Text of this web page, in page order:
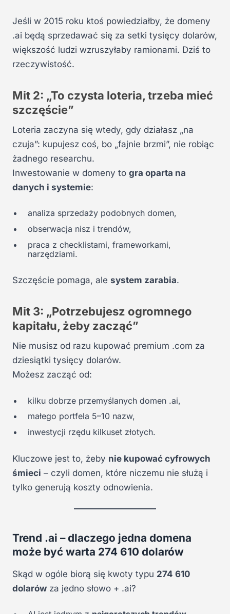
Jeśli w 2015 roku ktoś powiedziałby, że domeny
.ai będą sprzedawać się za setki tysięcy dolarów,
większość ludzi wzruszyłaby ramionami. Dziś to
rzeczywistość.
Mit 2: „To czysta loteria, trzeba mieć
szczęście”
Loteria zaczyna się wtedy, gdy działasz „na
czuja”: kupujesz coś, bo „fajnie brzmi”, nie robiąc
żadnego researchu.
Inwestowanie w domeny to gra oparta na
danych i systemie:
analiza sprzedaży podobnych domen,
obserwacja nisz i trendów,
praca z checklistami, frameworkami,
narzędziami.
Szczęście pomaga, ale system zarabia.
Mit 3: „Potrzebujesz ogromnego
kapitału, żeby zacząć”
Nie musisz od razu kupować premium .com za
dziesiątki tysięcy dolarów.
Możesz zacząć od:
kilku dobrze przemyślanych domen .ai,
małego portfela 5–10 nazw,
inwestycji rzędu kilkuset złotych.
Kluczowe jest to, żeby nie kupować cyfrowych
śmieci – czyli domen, które niczemu nie służą i
tylko generują koszty odnowienia.
Trend .ai – dlaczego jedna domena
może być warta 274 610 dolarów
Skąd w ogóle biorą się kwoty typu 274 610
dolarów za jedno słowo + .ai?